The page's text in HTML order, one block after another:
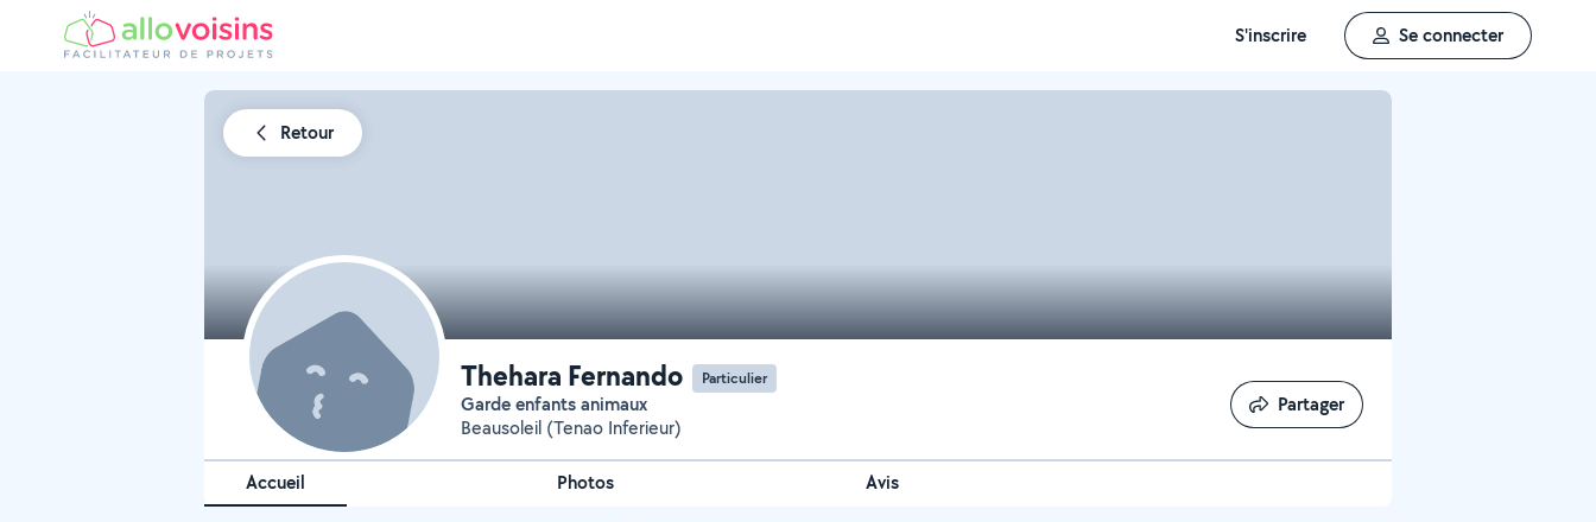
S'inscrire Se connecter
Retour
Thehara Fernando Particulier
Garde enfants animaux
Beausoleil (Tenao Inferieur)
Partager
Partager
Accueil Photos Avis